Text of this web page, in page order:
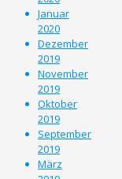
Januar
2020
Dezember
2019
November
2019
Oktober
2019
September
2019
März